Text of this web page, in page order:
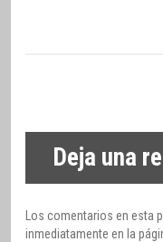
Deja una
Los comentarios en esta
inmediatamente en la